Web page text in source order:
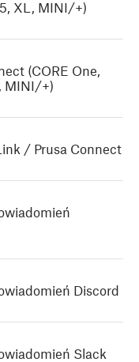
XL, MINI/+)
(CORE One,
MINI/+)
/ Prusa Connect
Discord
Slack